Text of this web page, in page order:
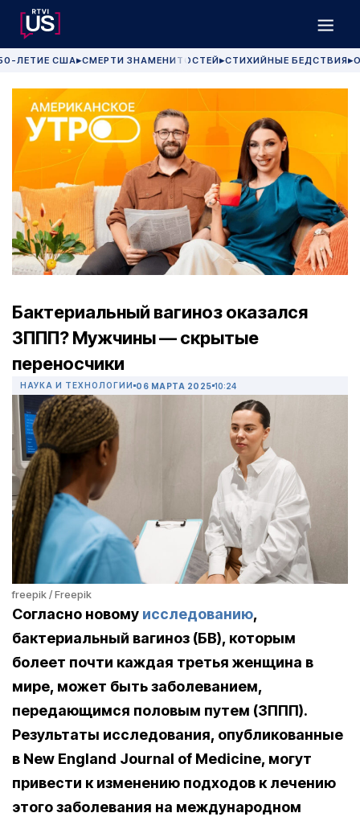
ЛЕТИЕ США▶СМЕРТИ ЗНАМЕНИТОСТЕЙ▶СТИХИЙНЫЕ БЕДСТВИЯ▶
Бактериальный вагиноз оказался
ЗППП? Мужчины — скрытые
переносчики
НАУКА И ТЕХНОЛОГИИ 06 МАРТА 2025 10:24
freepik / Freepik
Согласно новому исследованию,
бактериальный вагиноз (БВ), которым
болеет почти каждая третья женщина в
мире, может быть заболеванием,
передающимся половым путем (ЗППП).
Результаты исследования, опубликованные
в New England Journal of Medicine, могут
привести к изменению подходов к лечению
этого заболевания на международном